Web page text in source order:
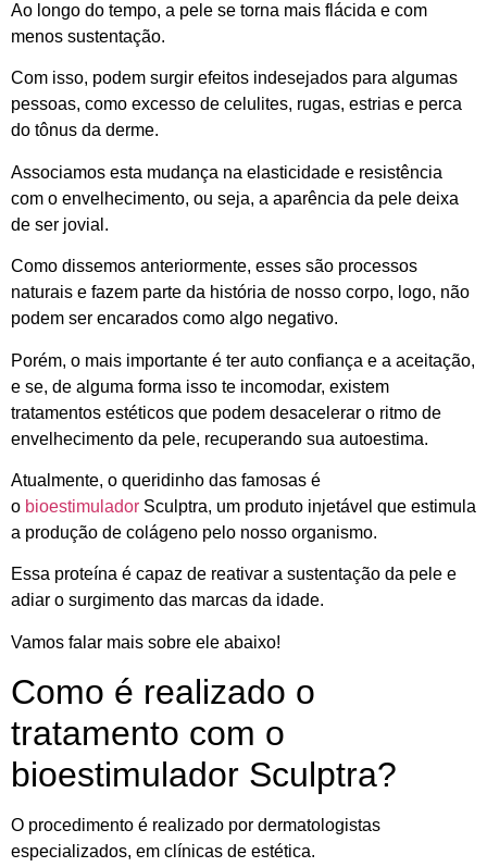
Ao longo do tempo, a pele se torna mais flácida e com
menos sustentação.
Com isso, podem surgir efeitos indesejados para algumas
pessoas, como excesso de celulites, rugas, estrias e perca
do tônus da derme.
Associamos esta mudança na elasticidade e resistência
com o envelhecimento, ou seja, a aparência da pele deixa
de ser jovial.
Como dissemos anteriormente, esses são processos
naturais e fazem parte da história de nosso corpo, logo, não
podem ser encarados como algo negativo.
Porém, o mais importante é ter auto confiança e a aceitação,
e se, de alguma forma isso te incomodar, existem
tratamentos estéticos que podem desacelerar o ritmo de
envelhecimento da pele, recuperando sua autoestima.
Atualmente, o queridinho das famosas é
o bioestimulador Sculptra, um produto injetável que estimula
a produção de colágeno pelo nosso organismo.
Essa proteína é capaz de reativar a sustentação da pele e
adiar o surgimento das marcas da idade.
Vamos falar mais sobre ele abaixo!
Como é realizado o
tratamento com o
bioestimulador Sculptra?
O procedimento é realizado por dermatologistas
especializados, em clínicas de estética.